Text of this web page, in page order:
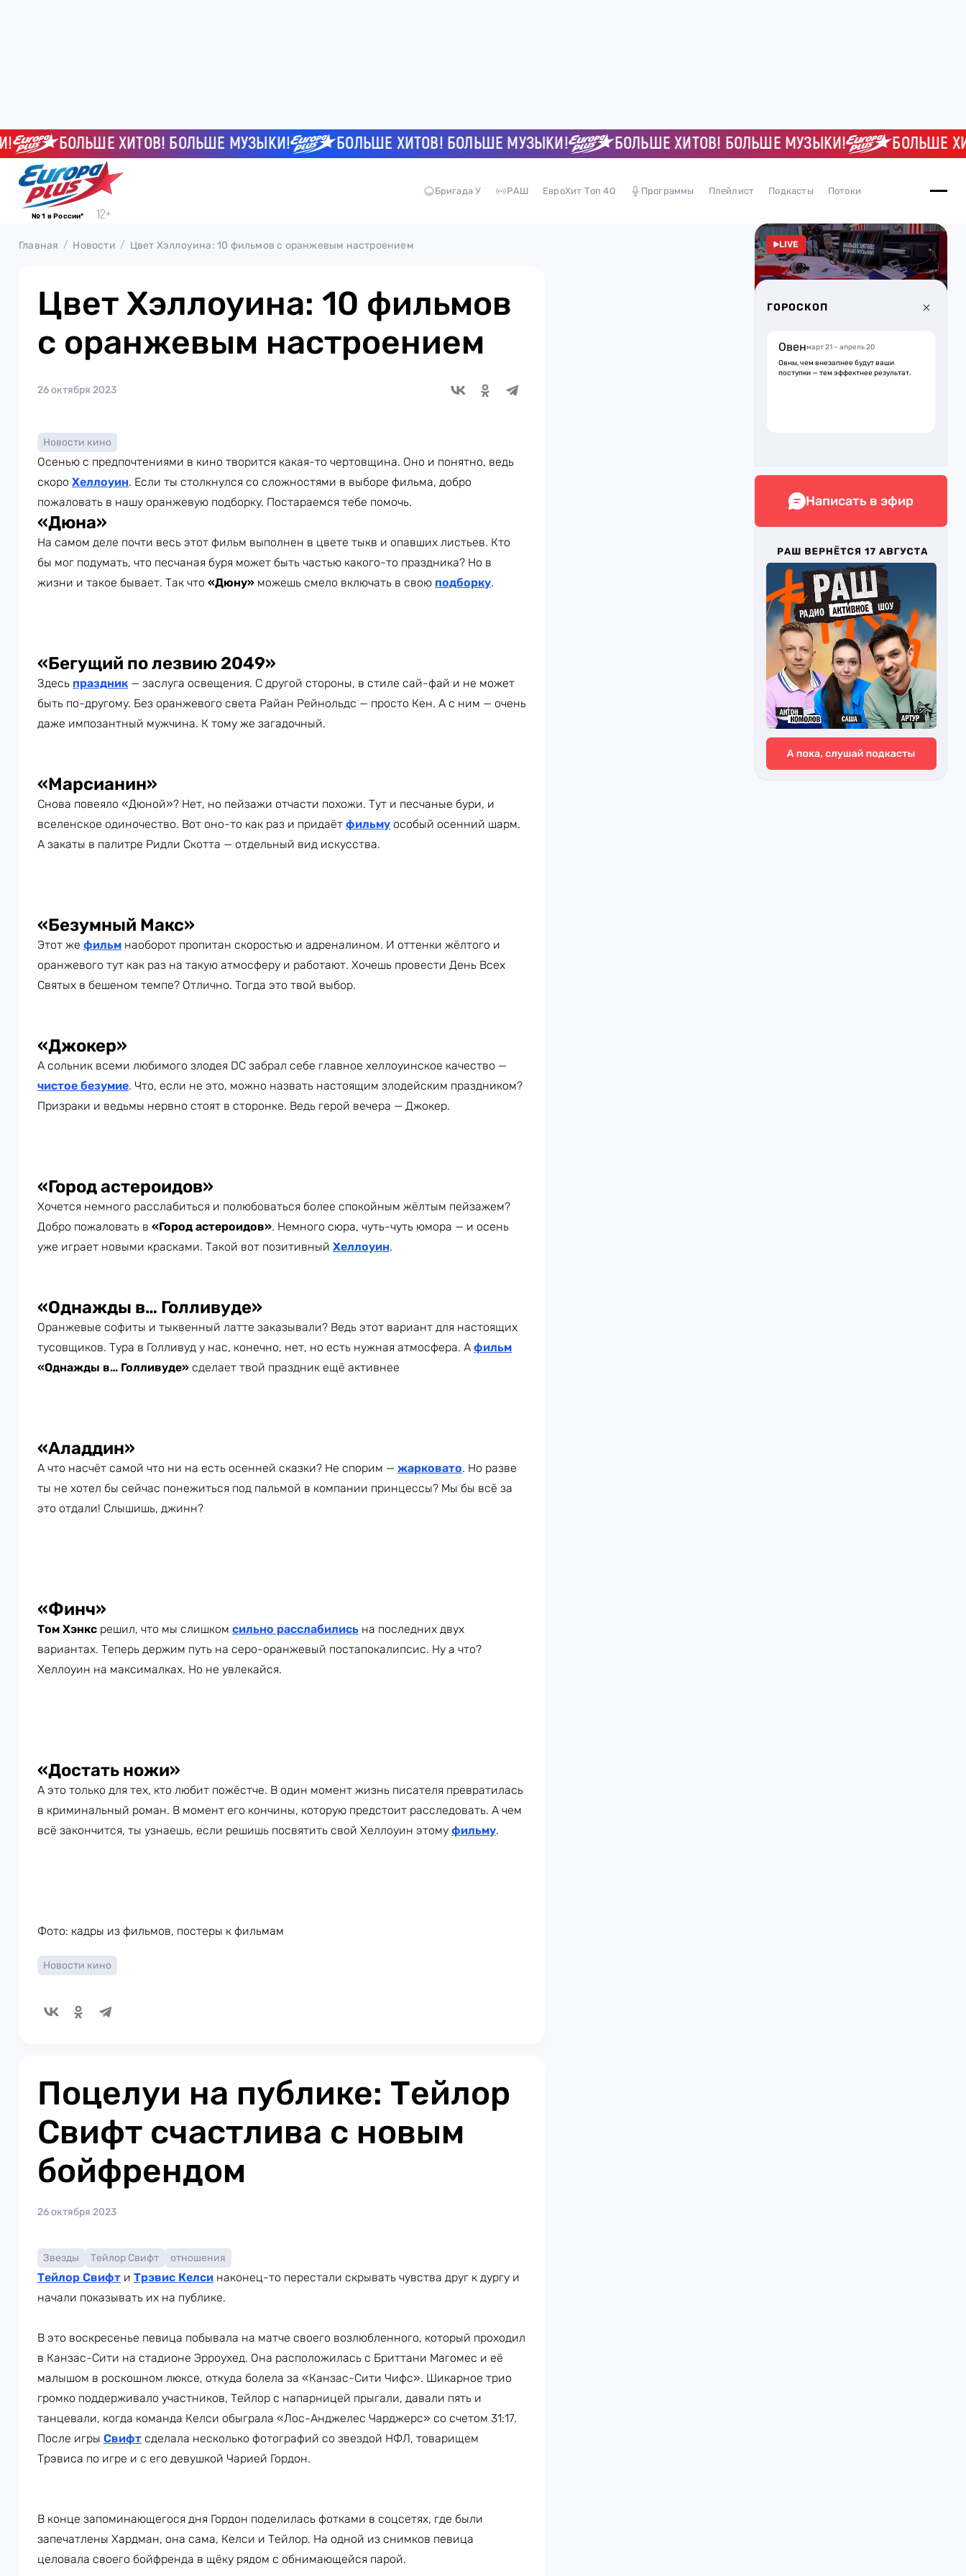
БОЛЬШЕ ХИТОВ! БОЛЬШЕ МУЗЫКИ! БОЛЬШЕ ХИТОВ! БОЛЬШЕ МУЗЫКИ! БОЛЬШЕ ХИТОВ! БОЛЬШЕ МУЗЫКИ! БОЛЬШЕ
№ 1 в России*
Бригада У РАШ ЕвроХит Топ 40 Программы Плейлист Подкасты Потоки
Главная Новости Цвет Хэллоуина: 10 фильмов с оранжевым настроением
Цвет Хэллоуина: 10 фильмов
с оранжевым настроением
26 октября 2023
Новости кино
Осенью с предпочтениями в кино творится какая-то чертовщина. Оно и понятно, ведь
скоро Хеллоуин. Если ты столкнулся со сложностями в выборе фильма, добро
пожаловать в нашу оранжевую подборку. Постараемся тебе помочь.
«Дюна»
На самом деле почти весь этот фильм выполнен в цвете тыкв и опавших листьев. Кто
бы мог подумать, что песчаная буря может быть частью какого-то праздника? Но в
жизни и такое бывает. Так что «Дюну» можешь смело включать в свою подборку.
«Бегущий по лезвию 2049»
Здесь праздник — заслуга освещения. С другой стороны, в стиле сай-фай и не может
быть по-другому. Без оранжевого света Райан Рейнольдс — просто Кен. А с ним — очень
даже импозантный мужчина. К тому же загадочный.
«Марсианин»
Снова повеяло «Дюной»? Нет, но пейзажи отчасти похожи. Тут и песчаные бури, и
вселенское одиночество. Вот оно-то как раз и придаёт фильму особый осенний шарм.
А закаты в палитре Ридли Скотта — отдельный вид искусства.
«Безумный Макс»
Этот же фильм наоборот пропитан скоростью и адреналином. И оттенки жёлтого и
оранжевого тут как раз на такую атмосферу и работают. Хочешь провести День Всех
Святых в бешеном темпе? Отлично. Тогда это твой выбор.
«Джокер»
А сольник всеми любимого злодея DC забрал себе главное хеллоуинское качество —
чистое безумие. Что, если не это, можно назвать настоящим злодейским праздником?
Призраки и ведьмы нервно стоят в сторонке. Ведь герой вечера — Джокер.
«Город астероидов»
Хочется немного расслабиться и полюбоваться более спокойным жёлтым пейзажем?
Добро пожаловать в «Город астероидов». Немного сюра, чуть-чуть юмора — и осень
уже играет новыми красками. Такой вот позитивный Хеллоуин.
«Однажды в… Голливуде»
Оранжевые софиты и тыквенный латте заказывали? Ведь этот вариант для настоящих
тусовщиков. Тура в Голливуд у нас, конечно, нет, но есть нужная атмосфера. А фильм
«Однажды в… Голливуде» сделает твой праздник ещё активнее
«Аладдин»
А что насчёт самой что ни на есть осенней сказки? Не спорим — жарковато. Но разве
ты не хотел бы сейчас понежиться под пальмой в компании принцессы? Мы бы всё за
это отдали! Слышишь, джинн?
«Финч»
Том Хэнкс решил, что мы слишком сильно расслабились на последних двух
вариантах. Теперь держим путь на серо-оранжевый постапокалипсис. Ну а что?
Хеллоуин на максималках. Но не увлекайся.
«Достать ножи»
А это только для тех, кто любит пожёстче. В один момент жизнь писателя превратилась
в криминальный роман. В момент его кончины, которую предстоит расследовать. А чем
всё закончится, ты узнаешь, если решишь посвятить свой Хеллоуин этому фильму.
Фото: кадры из фильмов, постеры к фильмам
Новости кино
Поцелуи на публике: Тейлор
Свифт счастлива с новым
бойфрендом
26 октября 2023
Звезды Тейлор Свифт отношения
Тейлор Свифт и Трэвис Келси наконец-то перестали скрывать чувства друг к дургу и
начали показывать их на публике.
В это воскресенье певица побывала на матче своего возлюбленного, который проходил
в Канзас-Сити на стадионе Эрроухед. Она расположилась с Бриттани Магомес и её
малышом в роскошном люксе, откуда болела за «Канзас-Сити Чифс». Шикарное трио
громко поддерживало участников, Тейлор с напарницей прыгали, давали пять и
танцевали, когда команда Келси обыграла «Лос-Анджелес Чарджерс» со счетом 31:17.
После игры Свифт сделала несколько фотографий со звездой НФЛ, товарищем
Трэвиса по игре и с его девушкой Чарией Гордон.
В конце запоминающегося дня Гордон поделилась фотками в соцсетях, где были
запечатлены Хардман, она сама, Келси и Тейлор. На одной из снимков певица
целовала своего бойфренда в щёку рядом с обнимающейся парой.
LIVE
ГОРОСКОП
Овенмарт 21 – апрель 20
Овны, чем внезапнее будут ваши
поступки — тем эффектнее результат.
Написать в эфир